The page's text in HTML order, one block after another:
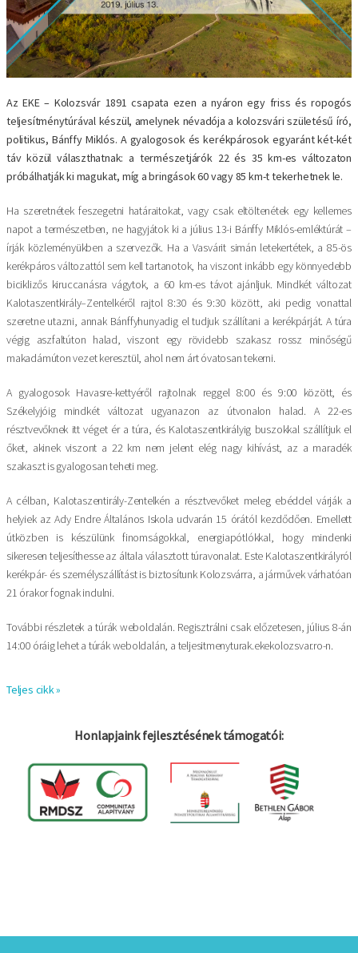
Az EKE – Kolozsvár 1891 csapata ezen a nyáron egy friss és ropogós
teljesítménytúrával készül, amelynek névadója a kolozsvári születésű író,
politikus, Bánffy Miklós. A gyalogosok és kerékpárosok egyaránt két-két
táv közül választhatnak: a természetjárók 22 és 35 km-es változaton
próbálhatják ki magukat, míg a bringások 60 vagy 85 km-t tekerhetnek le.
Ha szeretnétek feszegetni határaitokat, vagy csak eltöltenétek egy kellemes
napot a természetben, ne hagyjátok ki a július 13-i Bánffy Miklós-emléktúrát –
írják közleményükben a szervezők. Ha a Vasvárit simán letekertétek, a 85-ös
kerékpáros változattól sem kell tartanotok, ha viszont inkább egy könnyedebb
biciklizős kiruccanásra vágytok, a 60 km-es távot ajánljuk. Mindkét változat
Kalotaszentkirály–Zentelkéről rajtol 8:30 és 9:30 között, aki pedig vonattal
szeretne utazni, annak Bánffyhunyadig el tudjuk szállítani a kerékpárját. A túra
végig aszfaltúton halad, viszont egy rövidebb szakasz rossz minőségű
makadámúton vezet keresztül, ahol nem árt óvatosan tekerni.
A gyalogosok Havasre-kettyéről rajtolnak reggel 8:00 és 9:00 között, és
Székelyjóig mindkét változat ugyanazon az útvonalon halad. A 22-es
résztvevőknek itt véget ér a túra, és Kalotaszentkirályig buszokkal szállítjuk el
őket, akinek viszont a 22 km nem jelent elég nagy kihívást, az a maradék
szakaszt is gyalogosan teheti meg.
A célban, Kalotaszentirály-Zentelkén a résztvevőket meleg ebéddel várják a
helyiek az Ady Endre Általános Iskola udvarán 15 órától kezdődően. Emellett
útközben is készülünk finomságokkal, energiapótlókkal, hogy mindenki
sikeresen teljesíthesse az általa választott túravonalat. Este Kalotaszentkirályról
kerékpár- és személyszállítást is biztosítunk Kolozsvárra, a járművek várhatóan
21 órakor fognak indulni.
További részletek a túrák weboldalán. Regisztrálni csak előzetesen, július 8-án
14:00 óráig lehet a túrák web­oldalán, a teljesitmenyturak.ekekolozsvar.ro-n.
Teljes cikk »
Honlapjaink fejlesztésének támogatói: